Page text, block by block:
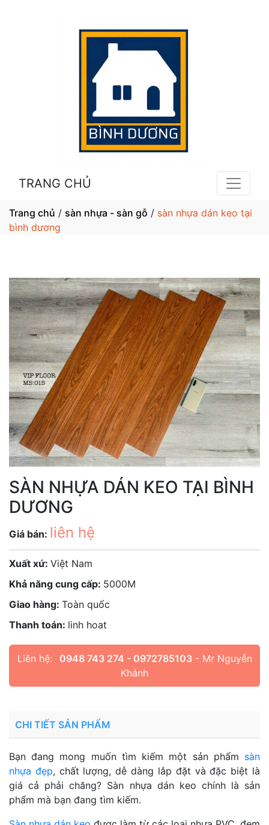
TRANG CHỦ
Trang chủ / sàn nhựa - sàn gỗ / sàn nhựa dán keo tại
bình dương
SÀN NHỰA DÁN KEO TẠI BÌNH
DƯƠNG
Giá bán: liên hệ
Xuất xứ: Việt Nam
Khả năng cung cấp: 5000M
Giao hàng: Toàn quốc
Thanh toán: linh hoat
Liên hệ: 0948 743 274 - 0972785103- Mr Nguyễn
Khánh
CHI TIẾT SẢN PHẨM
Bạn đang mong muốn tìm kiếm một sản phẩm sàn
nhựa đẹp, chất lượng, dễ dàng lắp đặt và đặc biệt là
giá cả phải chăng? Sàn nhựa dán keo chính là sản
phẩm mà bạn đang tìm kiếm.